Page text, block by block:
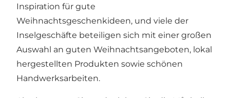
Inspiration für gute
Weihnachtsgeschenkideen, und viele der
Inselgeschäfte beteiligen sich mit einer großen
Auswahl an guten Weihnachtsangeboten, lokal
hergestellten Produkten sowie schönen
Handwerksarbeiten.